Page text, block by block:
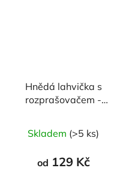
Hnědá lahvička s
rozprašovačem -
hodnocení
produktu
Skladem (>5 ks)
od 129 Kč